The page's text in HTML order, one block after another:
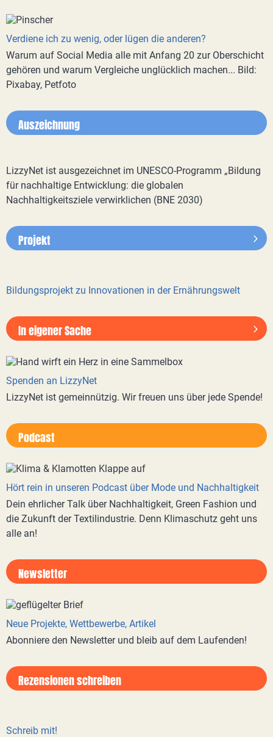
Verdiene ich zu wenig, oder lügen die anderen?
Warum auf Social Media alle mit Anfang 20 zur Oberschicht
gehören und warum Vergleiche unglücklich machen... Bild:
Pixabay, Petfoto
Auszeichnung
LizzyNet ist ausgezeichnet im UNESCO-Programm „Bildung
für nachhaltige Entwicklung: die globalen
Nachhaltigkeitsziele verwirklichen (BNE 2030)
Projekt
Bildungsprojekt zu Innovationen in der Ernährungswelt
In eigener Sache
Spenden an LizzyNet
LizzyNet ist gemeinnützig. Wir freuen uns über jede Spende!
Podcast
Hört rein in unseren Podcast über Mode und Nachhaltigkeit
Dein ehrlicher Talk über Nachhaltigkeit, Green Fashion und
die Zukunft der Textilindustrie. Denn Klimaschutz geht uns
alle an!
Newsletter
Neue Projekte, Wettbewerbe, Artikel
Abonniere den Newsletter und bleib auf dem Laufenden!
Rezensionen schreiben
Schreib mit!